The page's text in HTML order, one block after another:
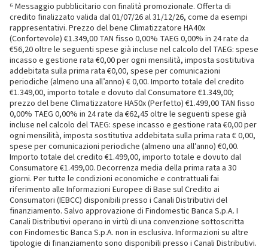
⁶ Messaggio pubblicitario con finalità promozionale. Offerta di
credito finalizzato valida dal 01/07/26 al 31/12/26, come da esempi
rappresentativi. Prezzo del bene Climatizzatore HA40x
(Confortevole) €1.349,00 TAN fisso 0,00% TAEG 0,00% in 24 rate da
€56,20 oltre le seguenti spese già incluse nel calcolo del TAEG: spese
incasso e gestione rata €0,00 per ogni mensilità, imposta sostitutiva
addebitata sulla prima rata €0,00, spese per comunicazioni
periodiche (almeno una all’anno) € 0,00. Importo totale del credito
€1.349,00, importo totale e dovuto dal Consumatore €1.349,00;
prezzo del bene Climatizzatore HA50x (Perfetto) €1.499,00 TAN fisso
0,00% TAEG 0,00% in 24 rate da €62,45 oltre le seguenti spese già
incluse nel calcolo del TAEG: spese incasso e gestione rata €0,00 per
ogni mensilità, imposta sostitutiva addebitata sulla prima rata € 0,00,
spese per comunicazioni periodiche (almeno una all’anno) €0,00.
Importo totale del credito €1.499,00, importo totale e dovuto dal
Consumatore €1.499,00. Decorrenza media della prima rata a 30
giorni. Per tutte le condizioni economiche e contrattuali fai
riferimento alle Informazioni Europee di Base sul Credito ai
Consumatori (IEBCC) disponibili presso i Canali Distributivi del
finanziamento. Salvo approvazione di Findomestic Banca S.p.A. I
Canali Distributivi operano in virtù di una convenzione sottoscritta
con Findomestic Banca S.p.A. non in esclusiva. Informazioni su altre
tipologie di finanziamento sono disponibili presso i Canali Distributivi.